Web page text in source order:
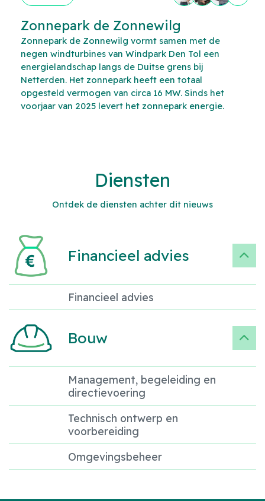
Zonnepark de Zonnewilg
Zonnepark de Zonnewilg vormt samen met de
negen windturbines van Windpark Den Tol een
energielandschap langs de Duitse grens bij
Netterden. Het zonnepark heeft een totaal
opgesteld vermogen van circa 16 MW. Sinds het
voorjaar van 2025 levert het zonnepark energie.
Diensten
Ontdek de diensten achter dit nieuws
Financieel advies
Financieel advies
Bouw
Management, begeleiding en
directievoering
Technisch ontwerp en
voorbereiding
Omgevingsbeheer